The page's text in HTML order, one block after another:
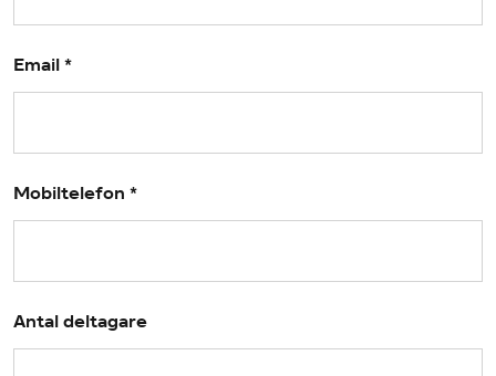
Email *
Mobiltelefon *
Antal deltagare